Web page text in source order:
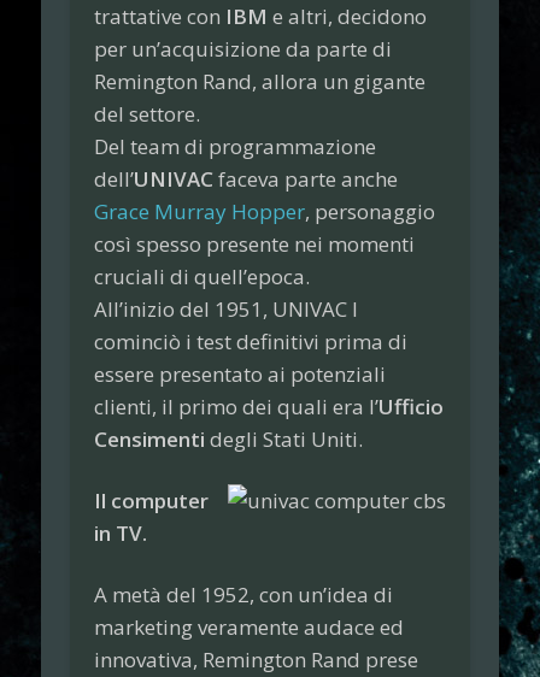
trattative con IBM e altri, decidono
per un’acquisizione da parte di
Remington Rand, allora un gigante
del settore.
Del team di programmazione
dell’UNIVAC faceva parte anche
Grace Murray Hopper, personaggio
così spesso presente nei momenti
cruciali di quell’epoca.
All’inizio del 1951, UNIVAC I
cominciò i test definitivi prima di
essere presentato ai potenziali
clienti, il primo dei quali era l’Ufficio
Censimenti degli Stati Uniti.
Il computer
in TV.
A metà del 1952, con un’idea di
marketing veramente audace ed
innovativa, Remington Rand prese